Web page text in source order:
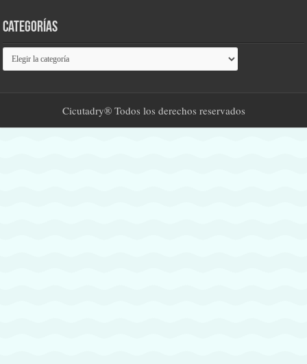
Categorías
Categorías
Cicutadry® Todos los derechos reservados